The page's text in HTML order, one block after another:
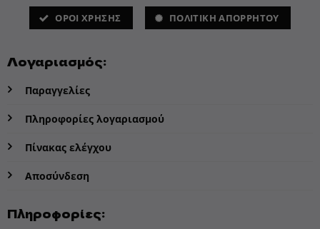
ΌΡΟΙ ΧΡΗΣΗΣ ΠΟΛΙΤΙΚΗ ΑΠΟΡΡΗΤΟΥ
Λογαριασμός:
Παραγγελίες
Πληροφορίες λογαριασμού
Πίνακας ελέγχου
Αποσύνδεση
Πληροφορίες: